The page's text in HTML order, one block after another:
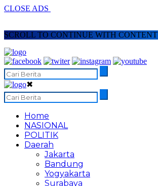
CLOSE ADS
SCROLL TO CONTINUE WITH CONTENT
✖
Home
NASIONAL
POLITIK
Daerah
Jakarta
Bandung
Yogyakarta
Surabaya